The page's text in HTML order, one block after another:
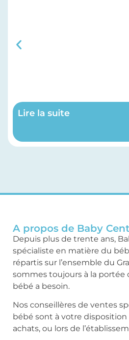
Lire la suite
A propos de Baby
Depuis plus de trente ans,
spécialiste en matière du
répartis sur l’ensemble du
sommes toujours à la
bébé a besoin.
Nos conseillères de ventes
bébé sont à votre
achats, ou lors de